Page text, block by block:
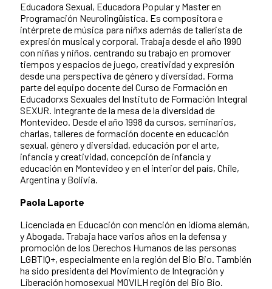
Educadora Sexual, Educadora Popular y Master en
Programación Neurolingüística. Es compositora e
intérprete de música para niñxs además de tallerista de
expresión musical y corporal. Trabaja desde el año 1990
con niñas y niños. centrando su trabajo en promover
tiempos y espacios de juego, creatividad y expresión
desde una perspectiva de género y diversidad. Forma
parte del equipo docente del Curso de Formación en
Educadorxs Sexuales del Instituto de Formación Integral
SEXUR. Integrante de la mesa de la diversidad de
Montevideo. Desde el año 1998 da cursos, seminarios,
charlas, talleres de formación docente en educación
sexual, género y diversidad, educación por el arte,
infancia y creatividad, concepción de infancia y
educación en Montevideo y en el interior del país, Chile,
Argentina y Bolivia.
Paola Laporte
Licenciada en Educación con mención en idioma alemán,
y Abogada. Trabaja hace varios años en la defensa y
promoción de los Derechos Humanos de las personas
LGBTIQ+, especialmente en la región del Bio Bio. También
ha sido presidenta del Movimiento de Integración y
Liberación homosexual MOVILH región del Bio Bio.